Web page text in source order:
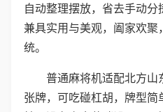
自动整理摆放，省去手动分
兼具实用与美观，阖家欢
统。
普通麻将机适配北方山
张牌，可吃碰杠胡，牌型